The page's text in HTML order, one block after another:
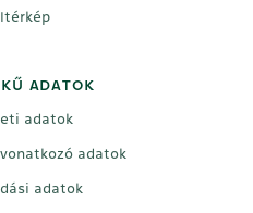
ADATOK
adatok
adatok
adatok